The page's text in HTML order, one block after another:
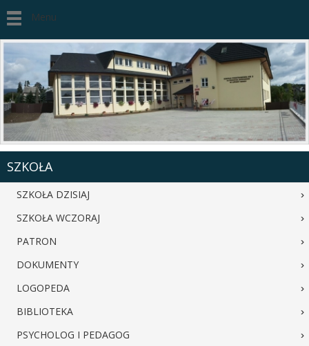
Menu
SZKOŁA
SZKOŁA DZISIAJ
SZKOŁA WCZORAJ
PATRON
DOKUMENTY
LOGOPEDA
BIBLIOTEKA
PSYCHOLOG I PEDAGOG